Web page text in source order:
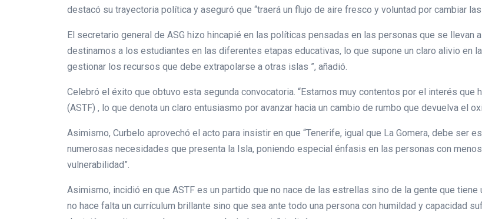
destacó su trayectoria política y aseguró que “traerá un flujo de aire fresco y voluntad por cambiar
El secretario general de ASG hizo hincapié en las políticas pensadas en las personas que se llevan
destinamos a los estudiantes en las diferentes etapas educativas, lo que supone un claro alivio en
gestionar los recursos que debe extrapolarse a otras islas ”, añadió.
Celebró el éxito que obtuvo esta segunda convocatoria. “Estamos muy contentos por el interés
(ASTF) , lo que denota un claro entusiasmo por avanzar hacia un cambio de rumbo que devuelva el
Asimismo, Curbelo aprovechó el acto para insistir en que “Tenerife, igual que La Gomera, debe ser
numerosas necesidades que presenta la Isla, poniendo especial énfasis en las personas con
vulnerabilidad”.
Asimismo, incidió en que ASTF es un partido que no nace de las estrellas sino de la gente que
no hace falta un currículum brillante sino que sea ante todo una persona con humildad y capacidad